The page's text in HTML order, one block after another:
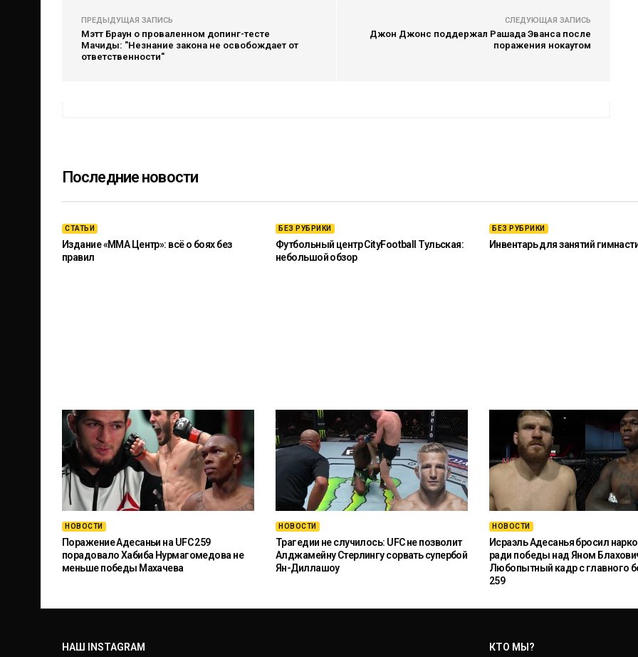
ПРЕДЫДУЩАЯ ЗАПИСЬ
Мэтт Браун о проваленном допинг-тесте
Мачиды: "Незнание закона не освобождает от
ответственности"
СЛЕДУЮЩАЯ ЗАПИСЬ
Джон Джонс поддержал Рашада Эванса после
поражения нокаутом
Последние новости
СТАТЬИ
Издание «ММА Центр»: всё о боях без
правил
БЕЗ РУБРИКИ
Футбольный центр CityFootball Тульская:
небольшой обзор
БЕЗ РУБРИКИ
Инвентарь для занятий
НОВОСТИ
Поражение Адесаньи на UFC 259
порадовало Хабиба Нурмагомедова не
меньше победы Махачева
НОВОСТИ
Трагедии не случилось: UFC не позволит
Алджамейну Стерлингу сорвать супербой
Ян-Диллашоу
НОВОСТИ
Исраэль Адесанья бросил
ради победы над Яном
Любопытный кадр с главного
259
НАШ INSTAGRAM КТО МЫ?